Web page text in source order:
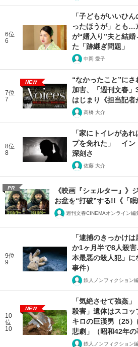
6位
6
「子どもがいいひ
ったほうが」とも…
が“婿入り”夫と結
た「跡継ぎ問題」
中岡 愛子
7位
7
NEW
“なかったこと”に
加害、「週刊文春
はじまり《担当記者
髙橋 大介
8位
8
「家にトイレがあ
プを免れた」 イン
深刻さ
佐藤 大介
PR
《映画『シェルター』》
お盆を“打破”する!!《「眠
週刊文春CINEMAオンライン編
9位
9
「逮捕のきっかけ
か1ヶ月半で8人殺
本最悪の殺人犯」
事件）
鉄人ノンフィクション
10
位
10
NEW
「気絶させて強姦
殺害」遺体はスコ
キロの巨漢男（25
悲劇」（昭和42年の
鉄人ノンフィクション